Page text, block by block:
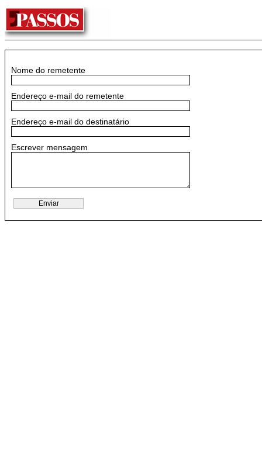
Nome do remetente
Endereço e-mail do remetente
Endereço e-mail do destinatário
Escrever mensagem